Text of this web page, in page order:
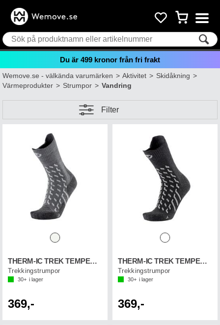
Du är 499 kronor från fri frakt
Wemove.se - välkända varumärken>Aktivitet>Skidåkning>
Värmeprodukter>Strumpor>Vandring
Filter
THERM-IC TREK TEMPER. CUSH
Trekkingstrumpor
30+ i lager
369,-
THERM-IC TREK TEMPER. CUSH
Trekkingstrumpor
30+ i lager
369,-